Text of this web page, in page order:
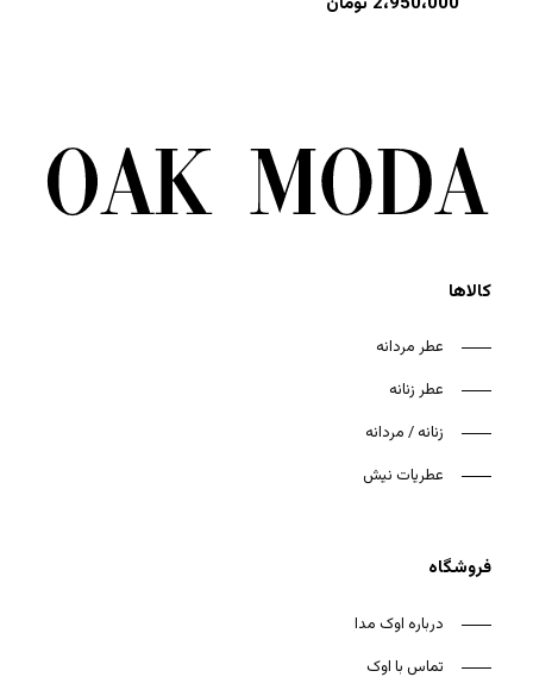
هیچ محصولی در سبد خرید نیست.
کالاها
عطر مردانه
عطر زنانه
زنانه / مردانه
عطریات نیش
فروشگاه
درباره اوک مدا
تماس با اوک